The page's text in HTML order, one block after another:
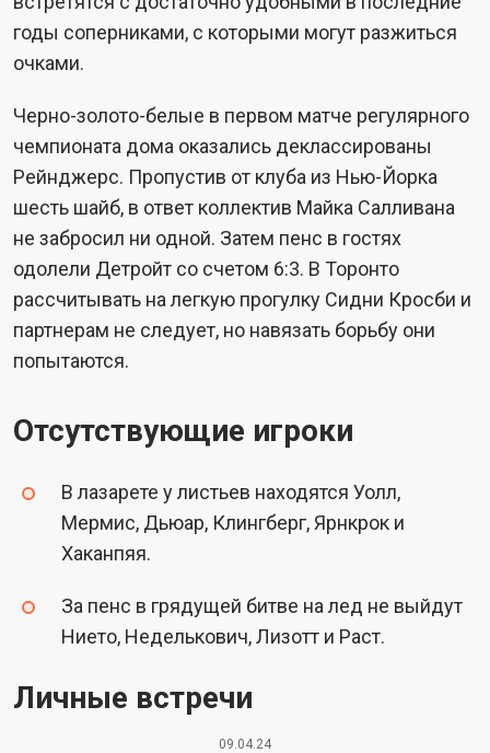
годы соперниками, с которыми могут разжиться
очками.
Черно-золото-белые в первом матче регулярного
чемпионата дома оказались деклассированы
Рейнджерс. Пропустив от клуба из Нью-Йорка
шесть шайб, в ответ коллектив Майка Салливана
не забросил ни одной. Затем пенс в гостях
одолели Детройт со счетом 6:3. В Торонто
рассчитывать на легкую прогулку Сидни Кросби и
партнерам не следует, но навязать борьбу они
попытаются.
Отсутствующие игроки
В лазарете у листьев находятся Уолл,
Мермис, Дьюар, Клингберг, Ярнкрок и
Хаканпяя.
За пенс в грядущей битве на лед не выйдут
Нието, Неделькович, Лизотт и Раст.
Личные встречи
09.04.24